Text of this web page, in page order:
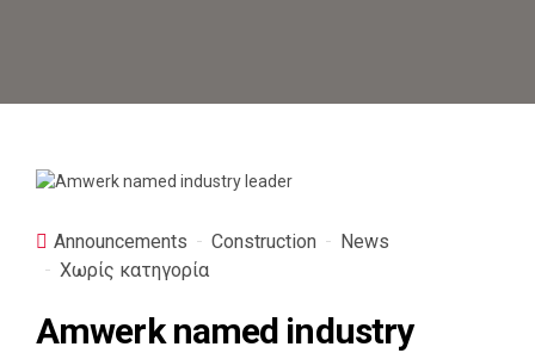
Announcements Construction
News
Χωρίς κατηγορία
Amwerk named industry